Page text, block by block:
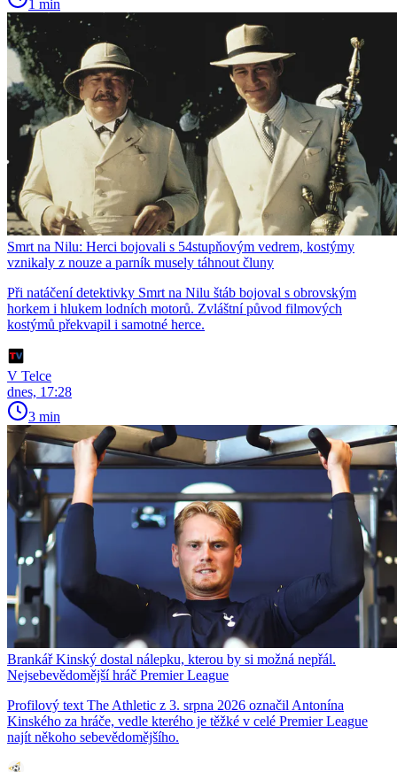
1 min
Smrt na Nilu: Herci bojovali s 54stupňovým vedrem, kostýmy
vznikaly z nouze a parník musely táhnout čluny
Při natáčení detektivky Smrt na Nilu štáb bojoval s obrovským
horkem i hlukem lodních motorů. Zvláštní původ filmových
kostýmů překvapil i samotné herce.
V Telce
dnes, 17:28
3 min
Brankář Kinský dostal nálepku, kterou by si možná nepřál.
Nejsebevědomější hráč Premier League
Profilový text The Athletic z 3. srpna 2026 označil Antonína
Kinského za hráče, vedle kterého je těžké v celé Premier League
najít někoho sebevědomějšího.